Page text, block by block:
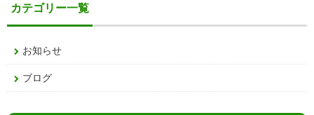
カテゴリー一覧
お知らせ
ブログ